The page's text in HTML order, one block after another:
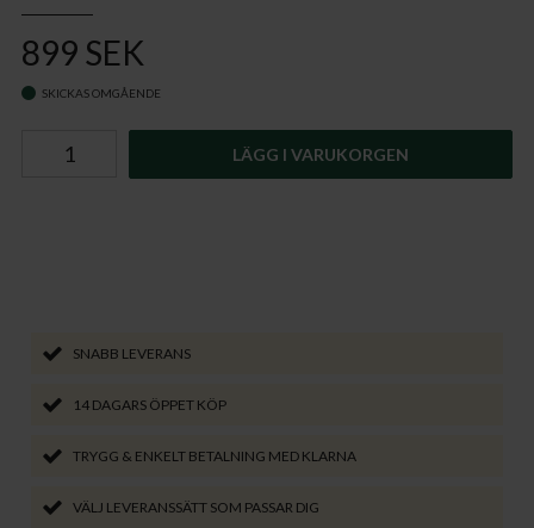
899 SEK
SKICKAS OMGÅENDE
LÄGG I VARUKORGEN
SNABB LEVERANS
14 DAGARS ÖPPET KÖP
TRYGG & ENKELT BETALNING MED KLARNA
VÄLJ LEVERANSSÄTT SOM PASSAR DIG